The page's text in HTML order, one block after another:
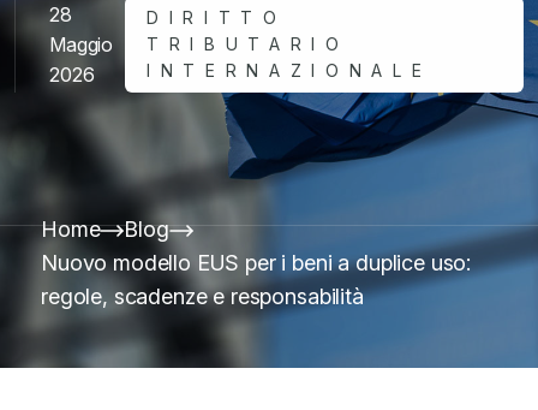
28
Maggio
2026
DIRITTO
TRIBUTARIO
INTERNAZIONALE
Home
Blog
Nuovo modello EUS per i beni a duplice uso:
regole, scadenze e responsabilità